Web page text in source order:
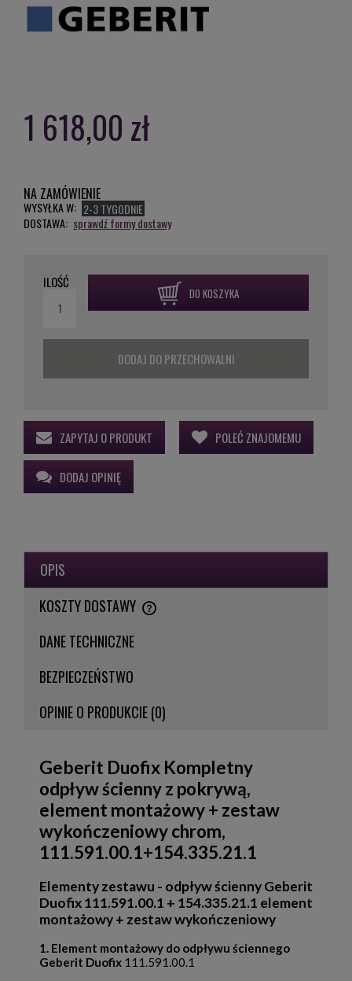
1 618,00 zł
NA ZAMÓWIENIE
WYSYŁKA W: 2-3 TYGODNIE
DOSTAWA: sprawdź formy dostawy
ILOŚĆ
DO KOSZYKA
DODAJ DO PRZECHOWALNI
ZAPYTAJ O PRODUKT POLEĆ ZNAJOMEMU
DODAJ OPINIĘ
OPIS
KOSZTY DOSTAWY
CENA NIE ZAWIERA EWENTUALNYCH KOSZTÓW PŁATNOŚCI
DANE TECHNICZNE
BEZPIECZEŃSTWO
OPINIE O PRODUKCIE (0)
Geberit Duofix Kompletny
odpływ ścienny z pokrywą,
element montażowy + zestaw
wykończeniowy chrom,
111.591.00.1+154.335.21.1
Elementy zestawu - odpływ ścienny Geberit
Duofix111.591.00.1 + 154.335.21.1 element
montażowy + zestaw wykończeniowy
1. Element montażowy do odpływu ściennego
Geberit Duofix 111.591.00.1